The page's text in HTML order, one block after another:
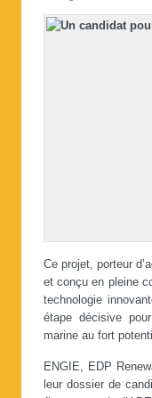
Ce projet, porteur
et conçu en pleine
technologie
étape décisive
marine au fort
ENGIE, EDP
leur dossier de